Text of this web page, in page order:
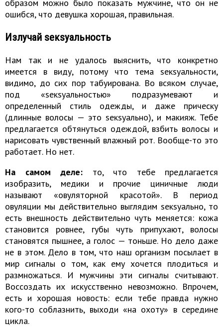
образом можно было показать мужчине, что он не
ошибся, что девушка хорошая, правильная.
Излучай sекsуальность
Нам так и не удалось выяснить, что конкретно
имеется в виду, потому что тема sекsуальности,
видимо, до сих пор табуирована. Во всяком случае,
под «sекsуальностью» подразумевают и
определенный стиль одежды, и даже прическу
(длинные волосы — это sекsуально), и макияж. Тебе
предлагается обтянуться одеждой, взбить волосы и
нарисовать чувственный влажный рот. Вообще-то это
работает. Но нет.
На самом деле: то, что тебе предлагается
изобразить, медики и прочие циничные люди
называют «овуляторной красотой». В период
овуляции мы действительно выглядим sекsуально, то
есть внешность действительно чуть меняется: кожа
становится ровнее, губы чуть припухают, волосы
становятся пышнее, а голос — тоньше. Но дело даже
не в этом. Дело в том, что наш организм посылает в
мир сигналы о том, как ему хочется плодиться и
размножаться. И мужчины эти сигналы считывают.
Воссоздать их искусственно невозможно. Впрочем,
есть и хорошая новость: если тебе правда нужно
кого-то соблазнить, выходи «на охоту» в середине
цикла.